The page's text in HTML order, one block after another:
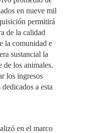
en nueve mil
permitirá
de la calidad
la comunidad e
sustancial la
de los animales.
los ingresos
a esta
en el marco